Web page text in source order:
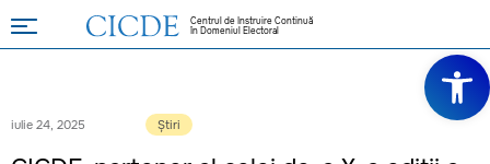
Centrul de Instruire Continuă
în Domeniul Electoral
iulie 24, 2025 Știri
Deschide